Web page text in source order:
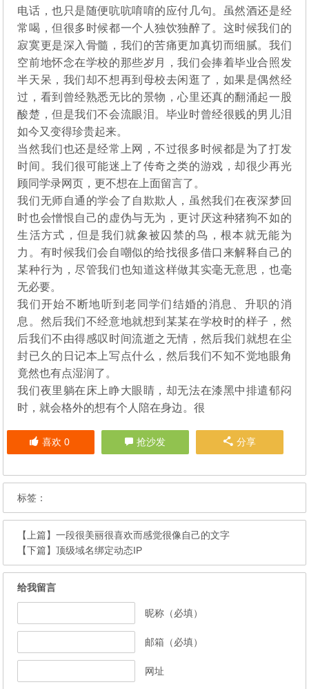
电话，也只是随便吭吭唷唷的应付几句。虽然酒还是经
常喝，但很多时候都一个人独饮独醉了。这时候我们的
寂寞更是深入骨髓，我们的苦痛更加真切而细腻。我们
空前地怀念在学校的那些岁月，我们会捧着毕业合照发
半天呆，我们却不想再到母校去闲逛了，如果是偶然经
过，看到曾经熟悉无比的景物，心里还真的翻涌起一股
酸楚，但是我们不会流眼泪。毕业时曾经很贱的男儿泪
如今又变得珍贵起来。
当然我们也还是经常上网，不过很多时候都是为了打发
时间。我们很可能迷上了传奇之类的游戏，却很少再光
顾同学录网页，更不想在上面留言了。
我们无师自通的学会了自欺欺人，虽然我们在夜深梦回
时也会憎恨自己的虚伪与无为，更讨厌这种猪狗不如的
生活方式，但是我们就象被囚禁的鸟，根本就无能为
力。有时候我们会自嘲似的给找很多借口来解释自己的
某种行为，尽管我们也知道这样做其实毫无意思，也毫
无必要。
我们开始不断地听到老同学们结婚的消息、升职的消
息。然后我们不经意地就想到某某在学校时的样子，然
后我们不由得感叹时间流逝之无情，然后我们就想在尘
封已久的日记本上写点什么，然后我们不知不觉地眼角
竟然也有点湿润了。
我们夜里躺在床上睁大眼睛，却无法在漆黑中排遣郁闷
时，就会格外的想有个人陪在身边。很
喜欢 0 抢沙发 分享
标签：
【上篇】一段很美丽很喜欢而感觉很像自己的文字
【下篇】顶级域名绑定动态IP
给我留言
昵称（必填）
邮箱（必填）
网址